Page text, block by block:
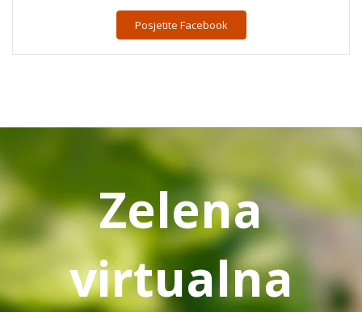
Posjetite Facebook
Zelena
virtualna